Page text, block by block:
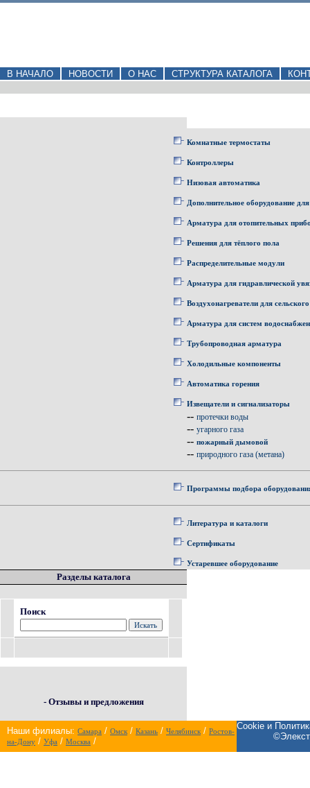
В НАЧАЛО НОВОСТИ О НАС СТРУКТУРА КАТАЛОГА
Комнатные термостаты
Контроллеры
Низовая автоматика
Дополнительное оборудование
Арматура для отопительных
Решения для тёплого пола
Распределительные модули
Арматура для гидравлической
Воздухонагреватели для
Арматура для систем
Трубопроводная арматура
Холодильные компоненты
Автоматика горения
Извещатели и сигнализаторы
-- протечки воды
-- угарного газа
-- пожарный дымовой
-- природного газа (метана)
Программы подбора
Литература и каталоги
Сертификаты
Устаревшее оборудование
Разделы каталога
Поиск
- Отзывы и предложения
Наши филиалы: Самара / Омск/ Казань / Челябинск/ Ростов-
на-Дону / Уфа / Москва /
Cookie и